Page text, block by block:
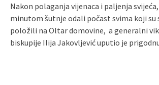
Nakon polaganja vijenaca i paljenja
minutom šutnje odali počast svima koji su
položili na Oltar domovine, a generalni
biskupije Ilija Jakovljević uputio je